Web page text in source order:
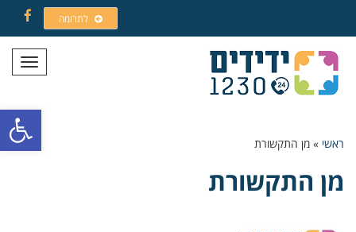
פתח
לתרומה
תפריט
ראשי » מן התקשורת
מן התקשורת